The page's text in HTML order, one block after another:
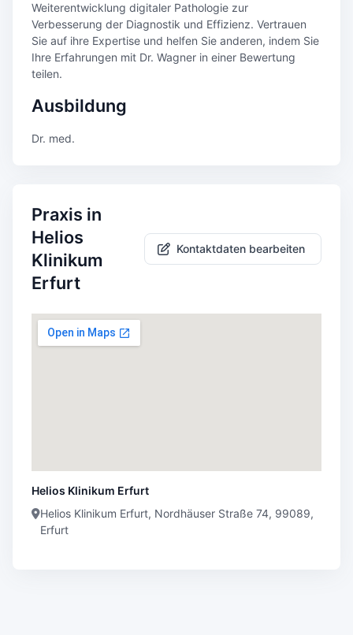
Weiterentwicklung digitaler Pathologie zur
Verbesserung der Diagnostik und Effizienz. Vertrauen
Sie auf ihre Expertise und helfen Sie anderen, indem Sie
Ihre Erfahrungen mit Dr. Wagner in einer Bewertung
teilen.
Ausbildung
Dr. med.
Praxis in
Helios
Klinikum
Erfurt
Kontaktdaten bearbeiten
Helios Klinikum Erfurt
Helios Klinikum Erfurt, Nordhäuser Straße 74, 99089,
Erfurt